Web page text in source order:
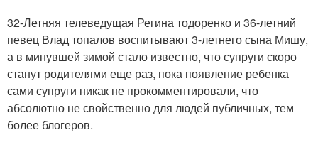
32-Летняя телеведущая Регина тодоренко и 36-летний
певец Влад топалов воспитывают 3-летнего сына Мишу,
а в минувшей зимой стало известно, что супруги скоро
станут родителями еще раз, пока появление ребенка
сами супруги никак не прокомментировали, что
абсолютно не свойственно для людей публичных, тем
более блогеров.